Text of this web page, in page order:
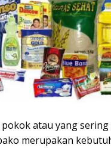
atau yang
merupakan